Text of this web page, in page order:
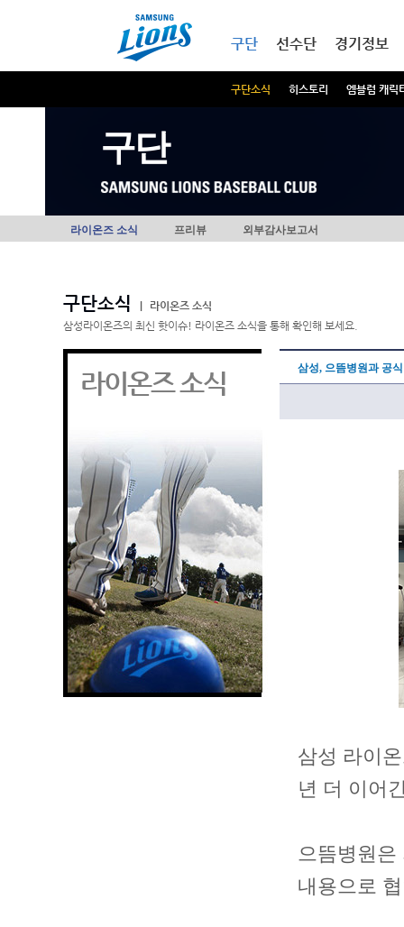
구단
구단소식 히스토리 엠블럼 캐릭
선수단 경기정보
구단
라이온즈 소식 프리뷰 외부감사보고서
구단소식
라이온즈 소식
삼성라이온즈의 최신 핫이슈! 라이온즈 소식을 통해 확인해 보세요.
라이온즈 소식 삼성, 으뜸병원과 공
삼성 라이
년 더 이어
으뜸병원은
내용으로